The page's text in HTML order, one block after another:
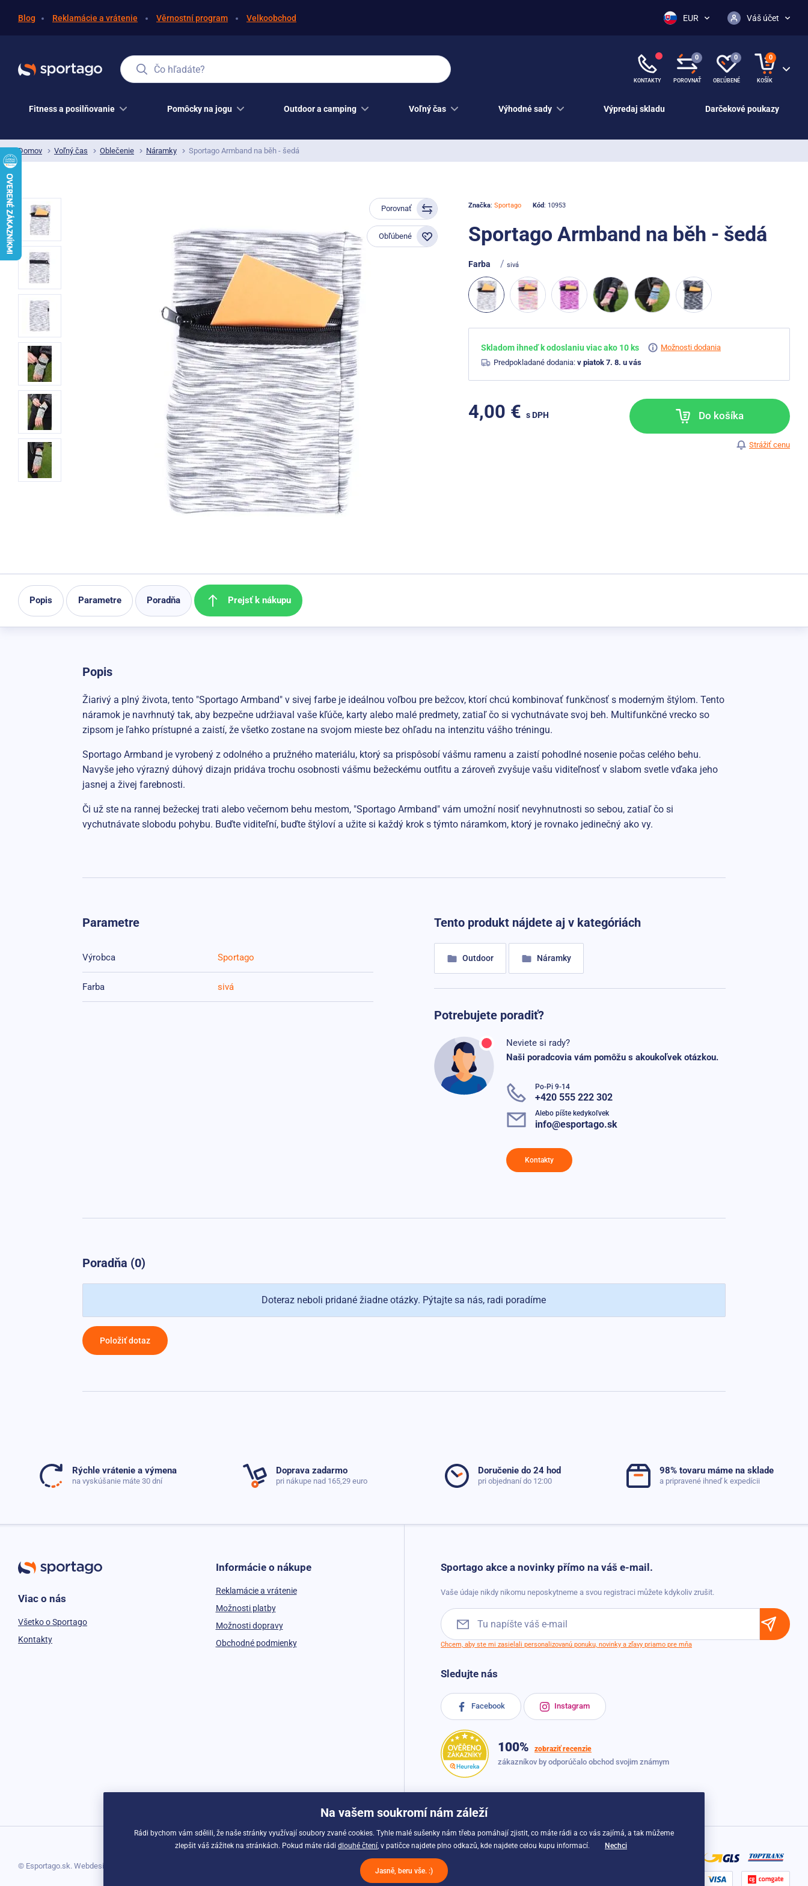
Blog Reklamácie a vrátenie Věrnostní program Velkoobchod EUR Váš účet
KONTAKTY
0
POROVNAŤ
0
OBĽÚBENÉ
0
KOŠÍK
Čo hľadáte?
Fitness a posilňovanie Pomôcky na jogu Outdoor a camping Voľný čas Výhodné sady Výpredaj skladu Darčekové poukazy
Domov Voľný čas Oblečenie Náramky Sportago Armband na běh - šedá
Značka: Sportago Kód: 10953
Sportago Armband na běh - šedá
Farba / sivá
Skladom ihneď k odoslaniu viac ako 10 ks
Možnosti dodania
Predpokladané dodania: v piatok 7. 8. u vás
4,00 € s DPH Do košíka
Strážiť cenu
Porovnať
Obľúbené
Popis Parametre Poradňa Prejsť k nákupu
Popis
Žiarivý a plný života, tento "Sportago Armband" v sivej farbe je ideálnou voľbou pre bežcov, ktorí chcú kombinovať funkčnosť s moderným štýlom. Tento
náramok je navrhnutý tak, aby bezpečne udržiaval vaše kľúče, karty alebo malé predmety, zatiaľ čo si vychutnávate svoj beh. Multifunkčné vrecko so
zipsom je ľahko prístupné a zaistí, že všetko zostane na svojom mieste bez ohľadu na intenzitu vášho tréningu.
Sportago Armband je vyrobený z odolného a pružného materiálu, ktorý sa prispôsobí vášmu ramenu a zaistí pohodlné nosenie počas celého behu.
Navyše jeho výrazný dúhový dizajn pridáva trochu osobnosti vášmu bežeckému outfitu a zároveň zvyšuje vašu viditeľnosť v slabom svetle vďaka jeho
jasnej a živej farebnosti.
Či už ste na rannej bežeckej trati alebo večernom behu mestom, "Sportago Armband" vám umožní nosiť nevyhnutnosti so sebou, zatiaľ čo si
vychutnávate slobodu pohybu. Buďte viditeľní, buďte štýloví a užite si každý krok s týmto náramkom, ktorý je rovnako jedinečný ako vy.
Parametre
Výrobca Sportago
Farba sivá
Tento produkt nájdete aj v kategóriách
Outdoor Náramky
Potrebujete poradiť?
Neviete si rady?
Naši poradcovia vám pomôžu s akoukoľvek otázkou.
Po-Pi 9-14
+420 555 222 302
Alebo píšte kedykoľvek
info@esportago.sk
Kontakty
Poradňa (0)
Doteraz neboli pridané žiadne otázky. Pýtajte sa nás, radi poradíme
Položiť dotaz
Rýchle vrátenie a výmena
na vyskúšanie máte 30 dní
Doprava zadarmo
pri nákupe nad 165,29 euro
Doručenie do 24 hod
pri objednaní do 12:00
98% tovaru máme na sklade
a pripravené ihneď k expedícii
Viac o nás
Všetko o Sportago
Kontakty
Informácie o nákupe
Reklamácie a vrátenie
Možnosti platby
Možnosti dopravy
Obchodné podmienky
Sportago akce a novinky přímo na váš e-mail.
Vaše údaje nikdy nikomu neposkytneme a svou registraci můžete kdykoliv zrušit.
Chcem, aby ste mi zasielali personalizovanú ponuku, novinky a zľavy priamo pre mňa
100% zobraziť recenzie
zákazníkov by odporúčalo obchod svojim známym
Sledujte nás
Facebook Instagram
Možnosti dopravy a platby:
© Esportago.sk. Webdesign
Na vašem soukromí nám záleží
Rádi bychom vám sdělili, že naše stránky využívají soubory zvané cookies. Tyhle malé sušenky nám třeba pomáhají zjistit, co máte rádi a co vás zajímá, a tak můžeme
zlepšit váš zážitek na stránkách. Pokud máte rádi dlouhé čtení, v patičce najdete plno odkazů, kde najdete celou kupu informací. Nechci
Jasně, beru vše. :)